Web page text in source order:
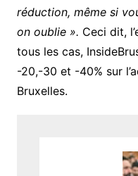
réduction, même si
on oublie ». Ceci dit,
tous les cas,
-20,-30 et -40% sur
Bruxelles.